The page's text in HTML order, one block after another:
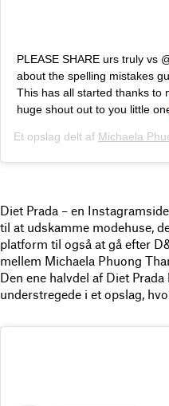
PLEASE SHARE urs truly vs
about the spelling mistakes
This has all started thanks to
huge shout out to you little
Et opslag delt af Michaela
Diet Prada – en
til at udskamme modehuse,
platform til også at gå efter
mellem Michaela Phuong
Den ene halvdel af Diet
understregede i et opslag,